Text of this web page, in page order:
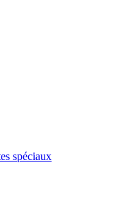
spéciaux